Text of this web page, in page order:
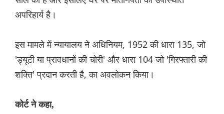
अपरिहार्य है।
इस मामले में न्यायालय ने अधिनियम, 1952 की धारा 135, जो
'ड्यूटी या प्रावधानों की चोरी' और धारा 104 जो 'गिरफ्तारी की
शक्ति' प्रदान करती है, का अवलोकन किया।
कोर्ट ने कहा,